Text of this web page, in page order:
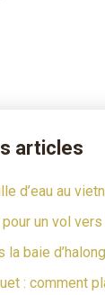
articles
d’eau au
un vol
la baie
: comment